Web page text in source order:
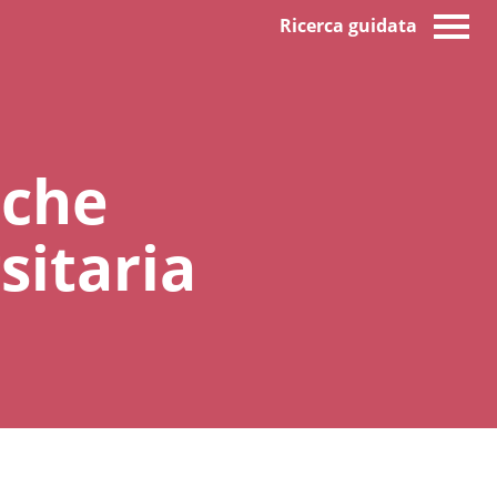
Ricerca guidata